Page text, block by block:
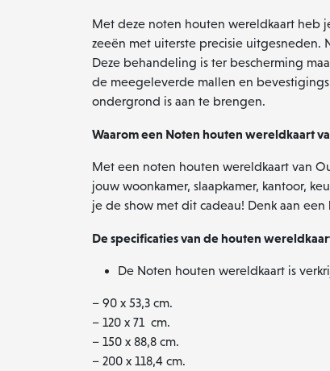
Met deze noten houten wereldkaart heb
zeeën met uiterste precisie
Deze behandeling is ter bescherming
de meegeleverde mallen en
ondergrond is aan te brengen.
Waarom een Noten houten wereldkaart
Met een noten houten wereldkaart van
jouw woonkamer, slaapkamer, kantoor,
je de show met dit cadeau! Denk aan
De specificaties van de houten
De Noten houten wereldkaart is
– 90 x 53,3 cm.
– 120 x 71 cm.
– 150 x 88,8 cm.
– 200 x 118,4 cm.